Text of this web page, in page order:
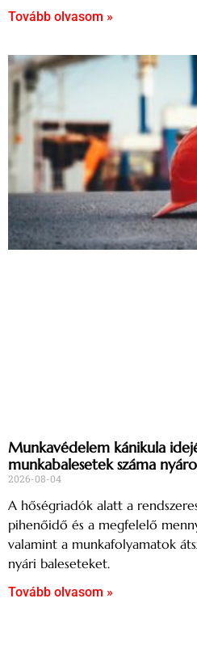
Tovább olvasom »
Munkavédelem kánikula
munkabalesetek száma
2026-08-04
A hőségriadók alatt a
pihenőidő és a megfelelő
valamint a munkafolyamatok
nyári baleseteket.
Tovább olvasom »